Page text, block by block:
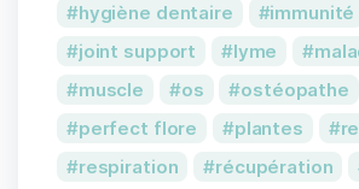
hygiène dentaire
immunité
joint support
lyme
muscle
os
ostéopathe
perfect flore
plantes
respiration
récupération